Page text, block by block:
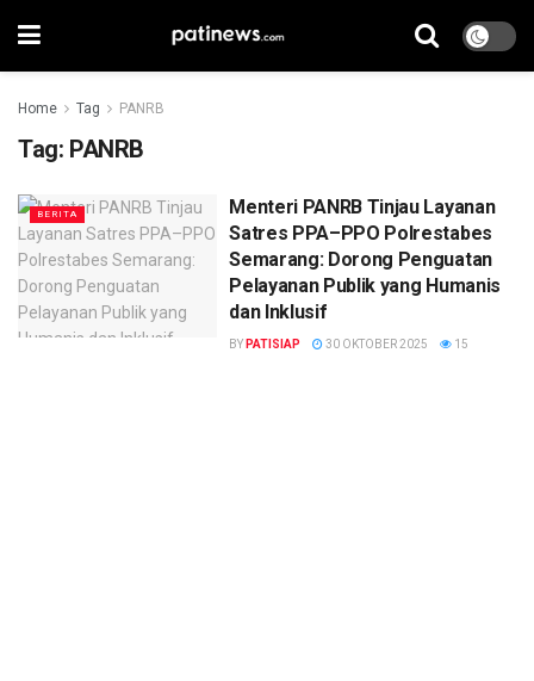
Home Tag PANRB
Tag: PANRB
BERITA
Menteri PANRB Tinjau Layanan
Satres PPA–PPO Polrestabes
Semarang: Dorong Penguatan
Pelayanan Publik yang Humanis
dan Inklusif
BY PATISIAP 30 OKTOBER 2025 15